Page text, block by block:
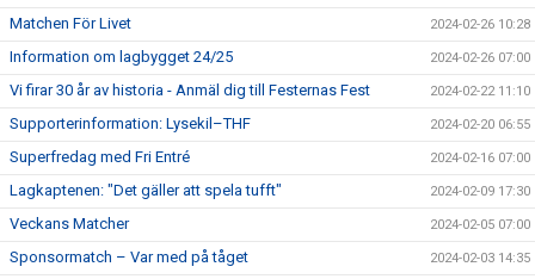
Matchen För Livet 2024-02-26 10:28
Information om lagbygget 24/25 2024-02-26 07:00
Vi firar 30 år av historia - Anmäl dig till Festernas Fest 2024-02-22 11:10
Supporterinformation: Lysekil–THF 2024-02-20 06:55
Superfredag med Fri Entré 2024-02-16 07:00
Lagkaptenen: "Det gäller att spela tufft" 2024-02-09 17:30
Veckans Matcher 2024-02-05 07:00
Sponsormatch – Var med på tåget 2024-02-03 14:35